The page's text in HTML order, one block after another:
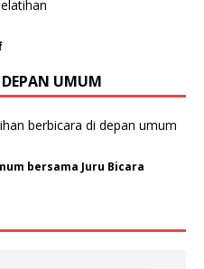
UMUM
bersama Juru Bicara